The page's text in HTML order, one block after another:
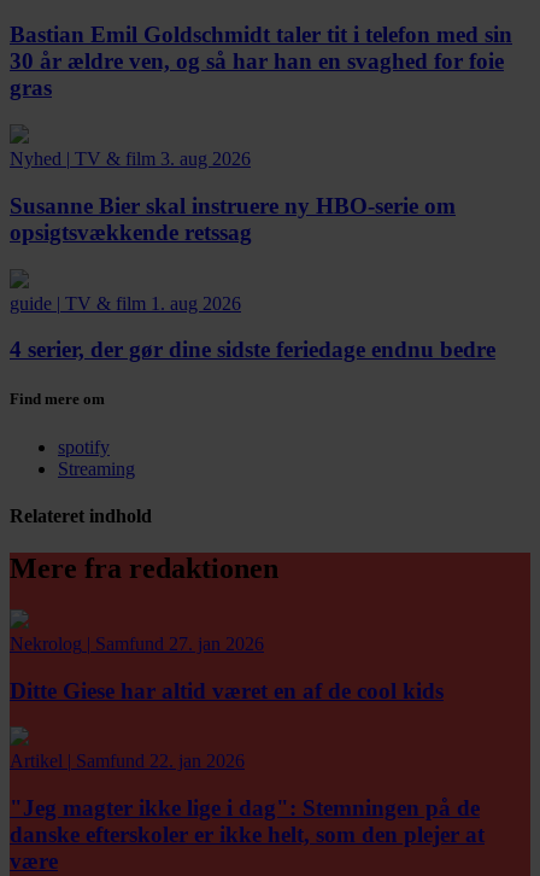
Bastian Emil Goldschmidt taler tit i telefon med sin
30 år ældre ven, og så har han en svaghed for foie
gras
Nyhed | TV & film 3. aug 2026
Susanne Bier skal instruere ny HBO-serie om
opsigtsvækkende retssag
guide | TV & film 1. aug 2026
4 serier, der gør dine sidste feriedage endnu bedre
Find mere om
spotify
Streaming
Relateret indhold
Mere fra redaktionen
Nekrolog | Samfund 27. jan 2026
Ditte Giese har altid været en af de cool kids
Artikel | Samfund 22. jan 2026
"Jeg magter ikke lige i dag": Stemningen på de
danske efterskoler er ikke helt, som den plejer at
være